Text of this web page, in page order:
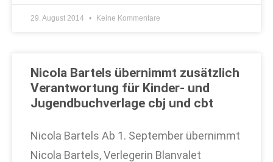
29. August 2014 Keine Kommentare
Nicola Bartels übernimmt zusätzlich
Verantwortung für Kinder- und
Jugendbuchverlage cbj und cbt
Nicola Bartels Ab 1. September übernimmt
Nicola Bartels, Verlegerin Blanvalet